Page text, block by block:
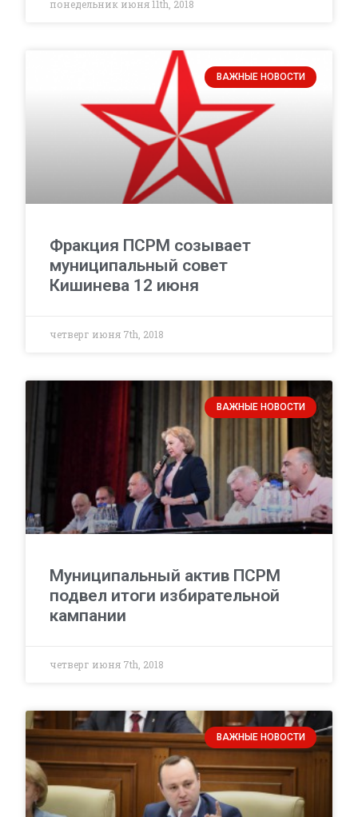
понедельник июня 11th, 2018
ВАЖНЫЕ НОВОСТИ
Фракция ПСРМ созывает
муниципальный совет
Кишинева 12 июня
четверг июня 7th, 2018
ВАЖНЫЕ НОВОСТИ
Муниципальный актив ПСРМ
подвел итоги избирательной
кампании
четверг июня 7th, 2018
ВАЖНЫЕ НОВОСТИ